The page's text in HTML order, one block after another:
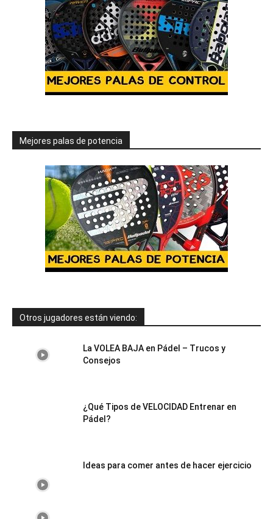
Mejores palas de potencia
Otros jugadores están viendo:
La VOLEA BAJA en Pádel – Trucos y
Consejos
¿Qué Tipos de VELOCIDAD Entrenar en
Pádel?
Ideas para comer antes de hacer ejercicio